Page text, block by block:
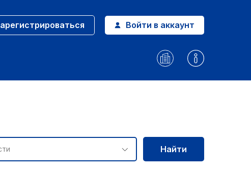
Войти в аккаунт
Найти